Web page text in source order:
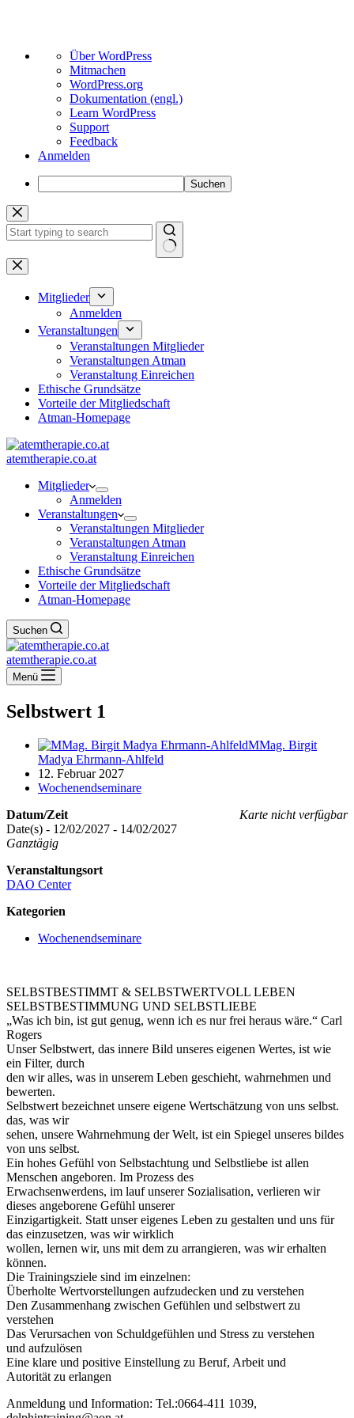
Über
WordPress
Über WordPress
Mitmachen
WordPress.org
Dokumentation (engl.)
Learn WordPress
Support
Feedback
Anmelden
Suchen
Zum
Inhalt
springen
Keine
Ergebnisse
Mitglieder
Anmelden
Veranstaltungen
Veranstaltungen Mitglieder
Veranstaltungen Atman
Veranstaltung Einreichen
Ethische Grundsätze
Vorteile der Mitgliedschaft
Atman-Homepage
atemtherapie.co.at
Mitglieder
Anmelden
Veranstaltungen
Veranstaltungen Mitglieder
Veranstaltungen Atman
Veranstaltung Einreichen
Ethische Grundsätze
Vorteile der Mitgliedschaft
Atman-Homepage
Suchen
atemtherapie.co.at
Menü
Selbstwert 1
MMag. Birgit
Madya Ehrmann-Ahlfeld
12. Februar 2027
Wochenendseminare
Karte nicht verfügbar
Datum/Zeit
Date(s) - 12/02/2027 - 14/02/2027
Ganztägig
Veranstaltungsort
DAO Center
Kategorien
Wochenendseminare
SELBSTBESTIMMT & SELBSTWERTVOLL LEBEN
SELBSTBESTIMMUNG UND SELBSTLIEBE
„Was ich bin, ist gut genug, wenn ich es nur frei heraus wäre.“ Carl
Rogers
Unser Selbstwert, das innere Bild unseres eigenen Wertes, ist wie
ein Filter, durch
den wir alles, was in unserem Leben geschieht, wahrnehmen und
bewerten.
Selbstwert bezeichnet unsere eigene Wertschätzung von uns selbst.
das, was wir
sehen, unsere Wahrnehmung der Welt, ist ein Spiegel unseres bildes
von uns selbst.
Ein hohes Gefühl von Selbstachtung und Selbstliebe ist allen
Menschen angeboren. Im Prozess des
Erwachsenwerdens, im lauf unserer Sozialisation, verlieren wir
dieses angeborene Gefühl unserer
Einzigartigkeit. Statt unser eigenes Leben zu gestalten und uns für
das einzusetzen, was wir wirklich
wollen, lernen wir, uns mit dem zu arrangieren, was wir erhalten
können.
Die Trainingsziele sind im einzelnen:
Überholte Wertvorstellungen aufzudecken und zu verstehen
Den Zusammenhang zwischen Gefühlen und selbstwert zu
verstehen
Das Verursachen von Schuldgefühlen und Stress zu verstehen
und aufzulösen
Eine klare und positive Einstellung zu Beruf, Arbeit und
Autorität zu erlangen
Anmeldung und Information: Tel.:0664-411 1039,